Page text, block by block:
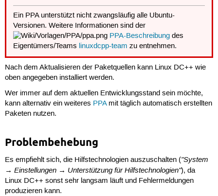
Ein PPA unterstützt nicht zwangsläufig alle Ubuntu-
Versionen. Weitere Informationen sind der
PPA-Beschreibung des
Eigentümers/Teams linuxdcpp-team zu entnehmen.
Nach dem Aktualisieren der Paketquellen kann Linux DC++ wie
oben angegeben installiert werden.
Wer immer auf dem aktuellen Entwicklungsstand sein möchte,
kann alternativ ein weiteres PPAmit täglich automatisch erstellten
Paketen nutzen.
Problembehebung
Es empfiehlt sich, die Hilfstechnologien auszuschalten ("System
→ Einstellungen → Unterstützung für Hilfstechnologien"), da
Linux DC++ sonst sehr langsam läuft und Fehlermeldungen
produzieren kann.